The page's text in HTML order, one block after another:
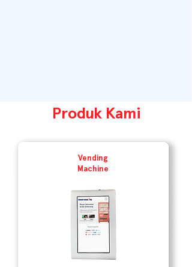
Produk Kami
Vending
Machine